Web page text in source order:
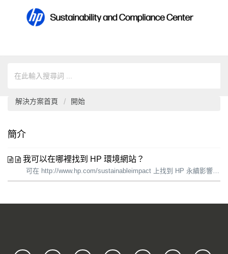
解決方案首頁 開始
簡介
我可以在哪裡找到 HP 環境網站？
可在 http://www.hp.com/sustainableimpact 上找到 HP 永續影響網站的完整企業版。 透過以上連結選取適當的國家/地區，也可以取得各種當地語言版本。